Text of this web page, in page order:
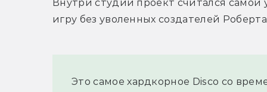
Внутри студии проект считался
игру без уволенных создателей
Это самое хардкорное Disco со